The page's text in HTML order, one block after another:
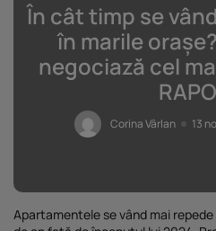
STUDIU
25 noiembrie 2025
25 noiembrie 2025 9
În cât timp se
în marile
negociază cel
Corina Vârlan 13
Apartamentele se vând mai